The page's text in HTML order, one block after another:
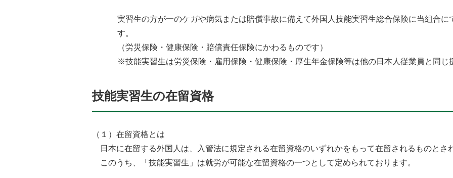
実習生の方が一のケガや病気または賠償事故に備えて外国人技能実習生総合保険に当組合に
す。
（労災保険・健康保険・賠償責任保険にかわるものです）
※技能実習生は労災保険・雇用保険・健康保険・厚生年金保険等は他の日本人従業員と同じ
技能実習生の在留資格
（１）在留資格とは
日本に在留する外国人は、入管法に規定される在留資格のいずれかをもって在留されるものとさ
このうち、「技能実習生」は就労が可能な在留資格の一つとして定められております。